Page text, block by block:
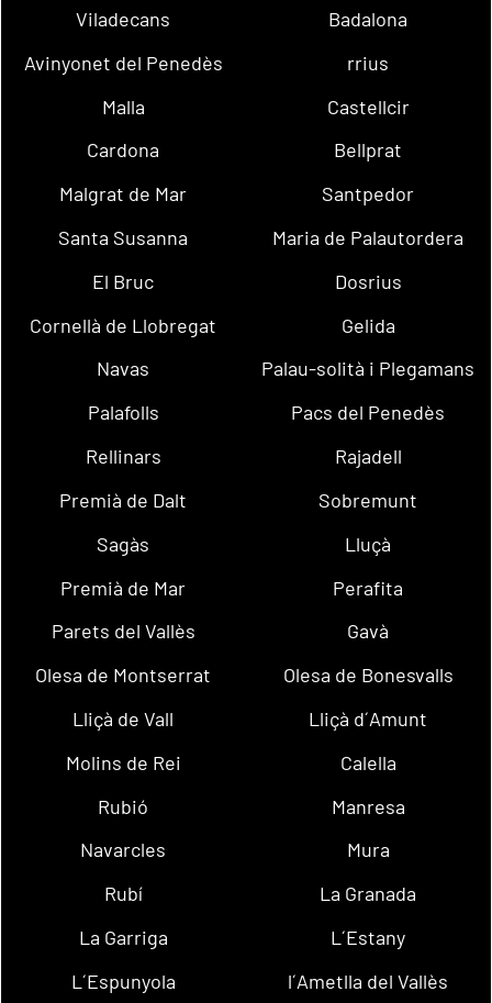
Viladecans
Badalona
Avinyonet del Penedès
rrius
Malla
Castellcir
Cardona
Bellprat
Malgrat de Mar
Santpedor
Santa Susanna
Maria de Palautordera
El Bruc
Dosrius
Cornellà de Llobregat
Gelida
Navas
Palau-solità i Plegamans
Palafolls
Pacs del Penedès
Rellinars
Rajadell
Premià de Dalt
Sobremunt
Sagàs
Lluçà
Premià de Mar
Perafita
Parets del Vallès
Gavà
Olesa de Montserrat
Olesa de Bonesvalls
Lliçà de Vall
Lliçà d´Amunt
Molins de Rei
Calella
Rubió
Manresa
Navarcles
Mura
Rubí
La Granada
La Garriga
L´Estany
L´Espunyola
l´Ametlla del Vallès